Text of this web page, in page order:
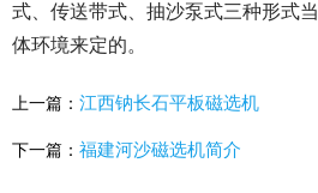
式、传送带式、抽沙泵式三种形式
体环境来定的。
上一篇： 江西钠长石平板磁选机
下一篇： 福建河沙磁选机简介